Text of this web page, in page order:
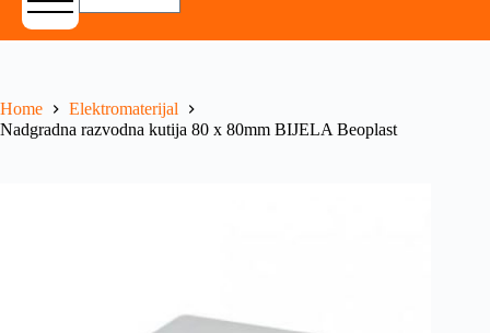
Home
Elektromaterijal
Nadgradna razvodna kutija 80 x 80mm BIJELA Beoplast